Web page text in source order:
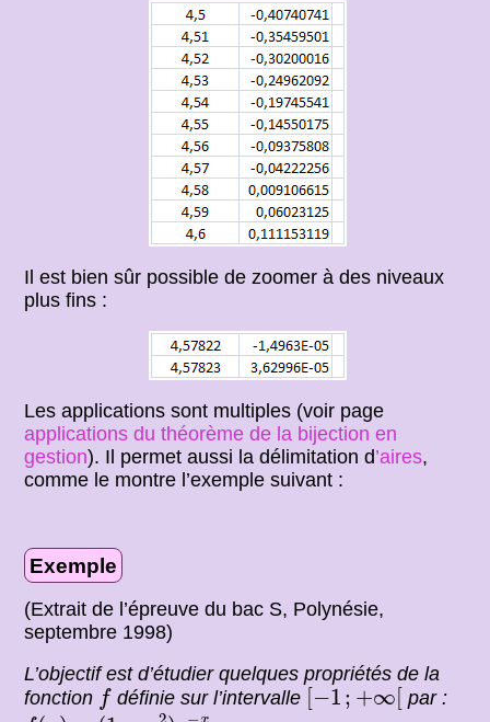
Il est bien sûr possible de zoomer à des niveaux
plus fins :
Les applications sont multiples (voir page
applications du théorème de la bijection en
gestion). Il permet aussi la délimitation d’aires,
comme le montre l’exemple suivant :
Exemple
(Extrait de l’épreuve du bac S, Polynésie,
septembre 1998)
L’objectif est d’étudier quelques propriétés de la
fonction f
f définie sur l’intervalle −1 ; +∞
[−1;+∞[
par :
f(x)=(1 −x2)e−x .